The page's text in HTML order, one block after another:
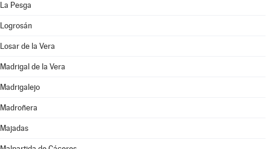
La Pesga
Logrosán
Losar de la Vera
Madrigal de la Vera
Madrigalejo
Madroñera
Majadas